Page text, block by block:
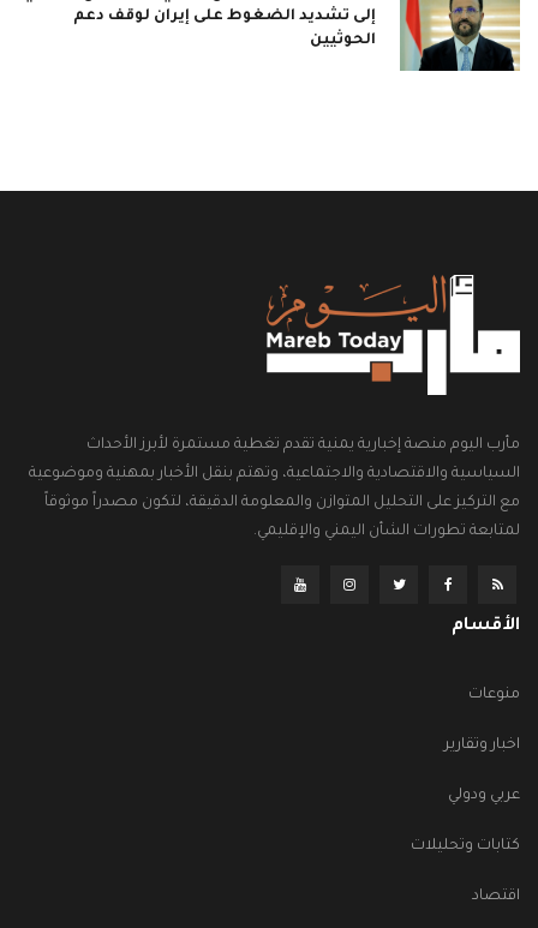
إلى تشديد الضغوط على إيران لوقف دعم
الحوثيين
مأرب اليوم منصة إخبارية يمنية تقدم تغطية مستمرة لأبرز الأحداث
السياسية والاقتصادية والاجتماعية، وتهتم بنقل الأخبار بمهنية وموضوعية
مع التركيز على التحليل المتوازن والمعلومة الدقيقة، لتكون مصدراً موثوقاً
لمتابعة تطورات الشأن اليمني والإقليمي.
الأقسام
منوعات
اخبار وتقارير
عربي ودولي
كتابات وتحليلات
اقتصاد